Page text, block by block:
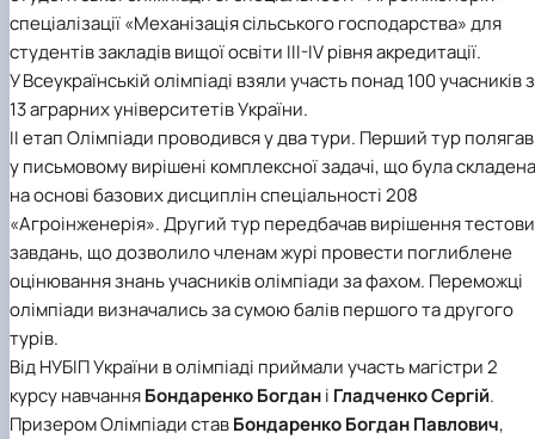
Гаркуша Наталія Миколаївна
Кіру Валентина Василівна
Ямков Олександр Володимирович
Білоконь Ольга Борисівна
Тихий Олександр Іванович
спеціалізації «Механізація сільського господарства» для
студентів закладів вищої освіти ІІІ-ІV рівня акредитації.
У Всеукраїнській олімпіаді взяли участь понад 100 учасників з
13 аграрних університетів України.
ІІ етап Олімпіади проводився у два тури. Перший тур полягав
у письмовому вирішені комплексної задачі, що була складена
на основі базових дисциплін спеціальності 208
«Агроінженерія». Другий тур передбачав вирішення
завдань, що дозволило членам журі провести поглиблене
оцінювання знань учасників олімпіади за фахом. Переможці
олімпіади визначались за сумою балів першого та другого
турів.
Від НУБІП України в олімпіаді приймали участь магістри 2
курсу навчанняБондаренко Богдані Гладченко Сергій.
Призером Олімпіади ставБондаренко Богдан Павлович,